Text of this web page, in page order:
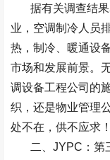
据有关调查结
业，空调制冷人员
热，制冷、暖通设
市场和发展前景。
调设备工程公司的
织，还是物业管理
处不在，供不应求！
二、JYPC ：